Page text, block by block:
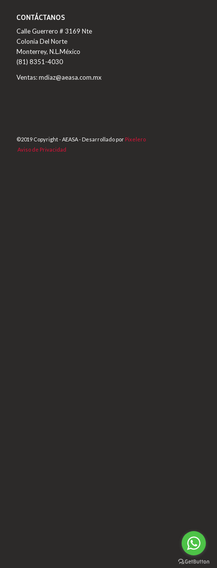
CONTÁCTANOS
Calle Guerrero # 3169 Nte
Colonia Del Norte
Monterrey, N.L.México
(81) 8351-4030
Ventas: mdiaz@aeasa.com.mx
©2019 Copyright - AEASA - Desarrollado por Pixelero
Aviso de Privacidad